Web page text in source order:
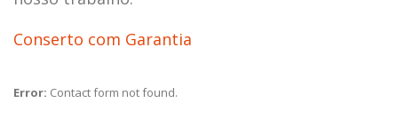
Conserto com Garantia
Error: Contact form not found.